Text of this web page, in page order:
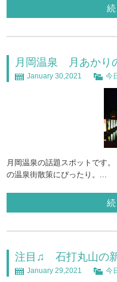
月岡温泉 月あかり
January 30,2021 今
月岡温泉の話題スポットです
の温泉街散策にぴったり。...
注目♫ 石打丸山の新
January 29,2021 今